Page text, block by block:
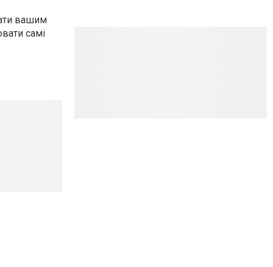
вашим
самі